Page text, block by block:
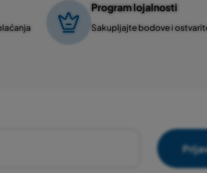
Program lojalnosti
Sakupljajte bodove i